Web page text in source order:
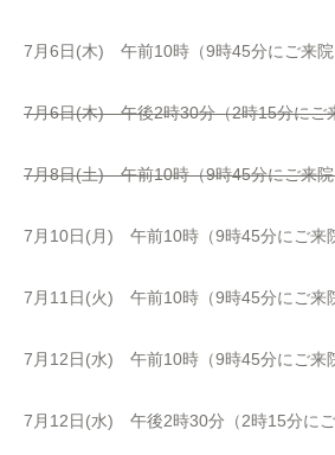
7月6日(木) 午前10時（9時45分にご来院
7月6日(木) 午後2時30分（2時15分にご
7月8日(土) 午前10時（9時45分にご来
7月10日(月) 午前10時（9時45分にご来
7月11日(火) 午前10時（9時45分にご来
7月12日(水) 午前10時（9時45分にご来
7月12日(水) 午後2時30分（2時15分にご